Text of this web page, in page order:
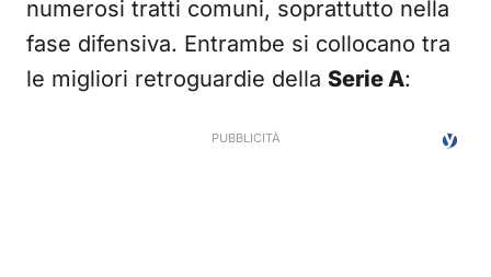
numerosi tratti comuni, soprattutto nella
fase difensiva. Entrambe si collocano tra
le migliori retroguardie della Serie A: